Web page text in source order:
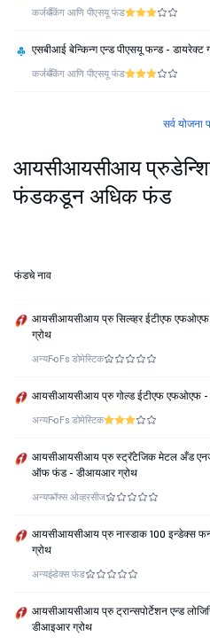
कर्जबँकिंग आणि पीएसयू फंड
एसबीआई बेन्किन्ग एन्ड पीएसयू फन्ड - डायरेक्ट
कर्जबँकिंग आणि पीएसयू फंड
सर्व योजना
आयसीआयसीआय
फंडकडून अधिक फंड
फंडचे नाव
आयसीआयसीआय प्रु सिल्व्हर ईटीएफ
ग्रोथ
अन्यFoFs डोमेस्टिक
आयसीआयसीआय प्रु गोल्ड ईटीएफ एफओएफ -
अन्यFoFs डोमेस्टिक
आयसीआयसीआय प्रु स्ट्रॅटेजिक मेटल अँड
ऑफ फंड - डीआयआर ग्रोथ
अन्यफॉफ्स ओव्हरसीज
आयसीआयसीआय प्रु नास्डाक 100 इन्डेक्स
ग्रोथ
अन्यइंडेक्स फंड
आयसीआयसीआय प्रु ट्रान्सपोर्टेशन एन्ड
डीआइआर ग्रोथ